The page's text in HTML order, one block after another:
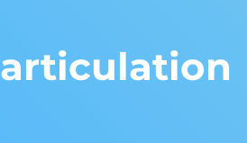
articulation